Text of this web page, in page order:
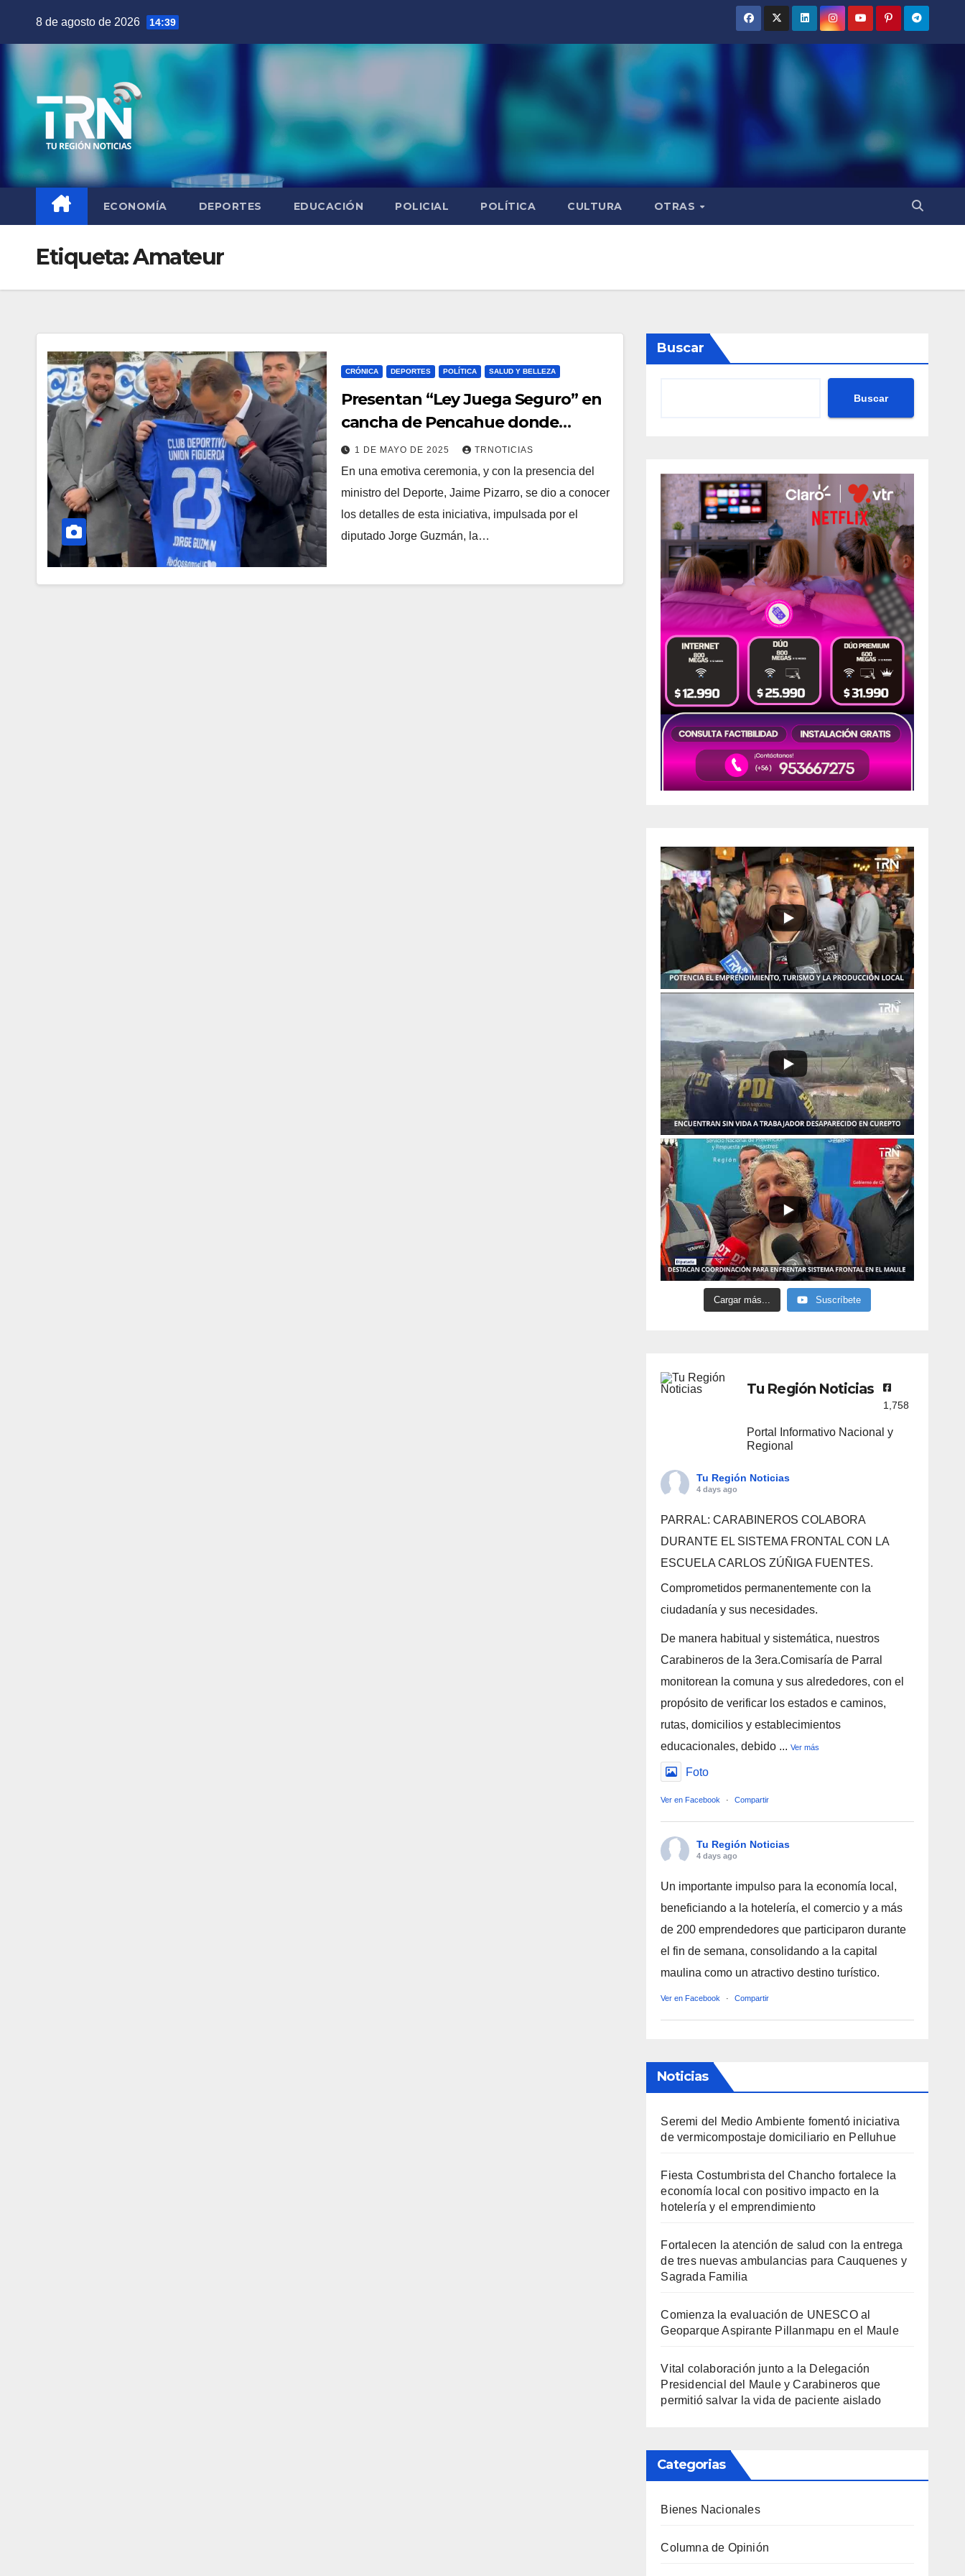
8 de agosto de 2026 14:39
ECONOMÍA DEPORTES EDUCACIÓN POLICIAL POLÍTICA CULTURA OTRAS
Etiqueta:Amateur
CRÓNICA DEPORTES POLÍTICA SALUD Y BELLEZA
Presentan “Ley Juega Seguro” en
cancha de Pencahue donde
falleció futbolista que inspiró el
proyecto
1 DE MAYO DE 2025 TRNOTICIAS
En una emotiva ceremonia, y con la presencia del
ministro del Deporte, Jaime Pizarro, se dio a conocer
los detalles de esta iniciativa, impulsada por el
diputado Jorge Guzmán, la…
Buscar
Buscar
Cargar más... Suscríbete
Tu Región Noticias
1,758
Portal Informativo Nacional y
Regional
Tu Región Noticias
4 days ago
PARRAL: CARABINEROS COLABORA
DURANTE EL SISTEMA FRONTAL CON LA
ESCUELA CARLOS ZÚÑIGA FUENTES.
Comprometidos permanentemente con la
ciudadanía y sus necesidades.
De manera habitual y sistemática, nuestros
Carabineros de la 3era.Comisaría de Parral
monitorean la comuna y sus alrededores, con el
propósito de verificar los estados e caminos,
rutas, domicilios y establecimientos
educacionales, debido ...Ver más
Foto
Ver en Facebook · Compartir
Tu Región Noticias
4 days ago
Un importante impulso para la economía local,
beneficiando a la hotelería, el comercio y a más
de 200 emprendedores que participaron durante
el fin de semana, consolidando a la capital
maulina como un atractivo destino turístico.
Ver en Facebook · Compartir
Noticias
Seremi del Medio Ambiente fomentó iniciativa
de vermicompostaje domiciliario en Pelluhue
Fiesta Costumbrista del Chancho fortalece la
economía local con positivo impacto en la
hotelería y el emprendimiento
Fortalecen la atención de salud con la entrega
de tres nuevas ambulancias para Cauquenes y
Sagrada Familia
Comienza la evaluación de UNESCO al
Geoparque Aspirante Pillanmapu en el Maule
Vital colaboración junto a la Delegación
Presidencial del Maule y Carabineros que
permitió salvar la vida de paciente aislado
Categorias
Bienes Nacionales
Columna de Opinión